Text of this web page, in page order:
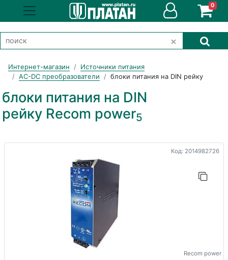
0
Интернет-магазин
Источники питания
AC-DC преобразователи
блоки питания на DIN рейку
блоки питания на DIN
рейку Recom power5
Код: 2014982726
Recom power